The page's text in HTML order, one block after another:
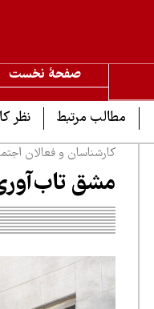
صفحۀ نخست
مطالب مرتبط
نظر
کارشناسان و فعالان
مشق